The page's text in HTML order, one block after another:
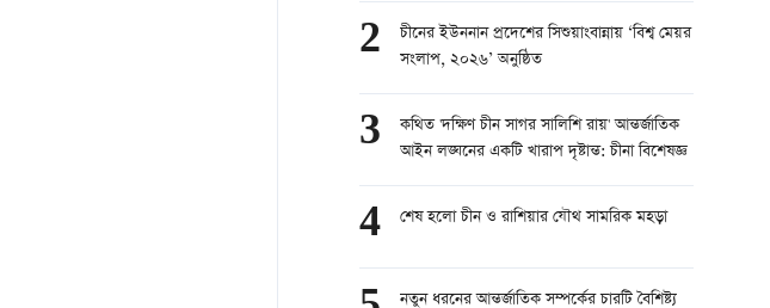
2
চীনের ইউননান প্রদেশের সিশুয়াংবান্নায় ‘বিশ্ব মেয়র
সংলাপ, ২০২৬’ অনুষ্ঠিত
3
কথিত 'দক্ষিণ চীন সাগর সালিশি রায়' আন্তর্জাতিক
আইন লঙ্ঘনের একটি খারাপ দৃষ্টান্ত: চীনা বিশেষজ্ঞ
4 শেষ হলো চীন ও রাশিয়ার যৌথ সামরিক মহড়া
নতুন ধরনের আন্তর্জাতিক সম্পর্কের চারটি বৈশিষ্ট্য